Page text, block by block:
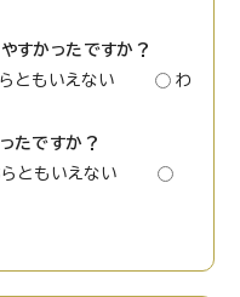
すかったですか？
ともいえない
わ
たですか？
らともいえない